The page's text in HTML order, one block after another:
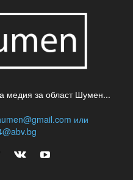
медия за област Шумен...
или